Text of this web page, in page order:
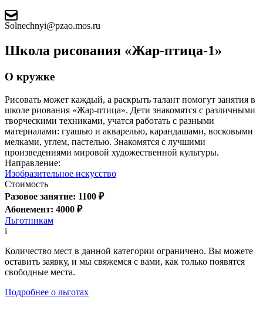
Solnechnyi@pzao.mos.ru
Школа рисования «Жар-птица-1»
О кружке
Рисовать может каждый, а раскрыть талант помогут занятия в
школе риования «Жар-птица». Дети знакомятся с различными
творческими техниками, учатся работать с разными
материалами: гуашью и акварелью, карандашами, восковыми
мелками, углем, пастелью. Знакомятся с лучшими
произведениями мировой художественной культуры.
Направление:
Изобразительное искусство
Стоимость
Разовое занятие: 1100 ₽
Абонемент: 4000 ₽
Льготникам
i
Количество мест в данной категории ограничено. Вы можете
оставить заявку, и мы свяжемся с вами, как только появятся
свободные места.
Подробнее о льготах